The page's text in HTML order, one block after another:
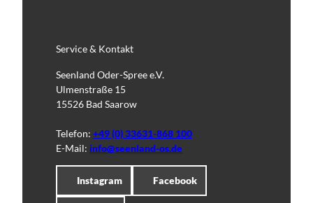
Service & Kontakt
Seenland Oder-Spree e.V.
Ulmenstraße 15
15526 Bad Saarow
Telefon: +49 (0) 33631-868 100
E-Mail: info@seenland-os.de
Instagram Facebook